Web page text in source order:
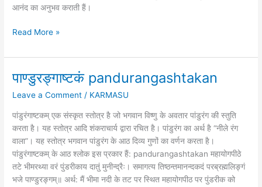
आनंद का अनुभव कराती हैं।
Read More »
पाण्डुरङ्गाष्टकं pandurangashtakan
Leave a Comment / KARMASU
पांडुरंगाष्टकम् एक संस्कृत स्तोत्र है जो भगवान विष्णु के अवतार पांडुरंग की स्तुति
करता है। यह स्तोत्र आदि शंकराचार्य द्वारा रचित है। पांडुरंग का अर्थ है “नीले रंग
वाला”। यह स्तोत्र भगवान पांडुरंग के आठ दिव्य गुणों का वर्णन करता है।
पांडुरंगाष्टकम् के आठ श्लोक इस प्रकार हैं: pandurangashtakan महायोगपीठे
तटे भीमरथ्या वरं पुंडरीकाय दातुं मुनीन्द्रैः। समागत्य तिष्ठन्तमानन्दकदं परब्रह्मलिङ्गं
भजे पाण्डुरङ्गम्॥ अर्थ: मैं भीमा नदी के तट पर स्थित महायोगपीठ पर पुंडरीक को
पाण्डुरङ्गाष्टकं
pandurangashtakan